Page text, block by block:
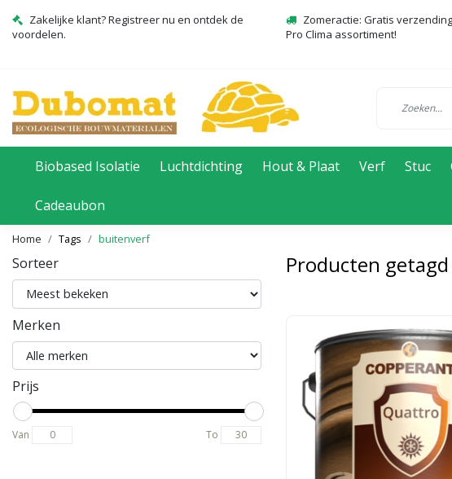
Zakelijke klant? Registreer nu en ontdek de
voordelen.
Zomeractie: Gratis
Pro Clima assortiment!
Biobased Isolatie Luchtdichting Hout & Plaat Verf Stuc
Cadeaubon
Home Tags buitenverf
Sorteer
Merken
Prijs
Van To
Producten